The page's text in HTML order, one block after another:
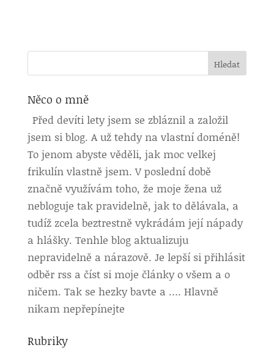
Něco o mně
Před devíti lety jsem se zbláznil a založil
jsem si blog. A už tehdy na vlastní doméně!
To jenom abyste věděli, jak moc velkej
frikulín vlastně jsem. V poslední době
značně využívám toho, že moje žena už
nebloguje tak pravidelně, jak to dělávala, a
tudíž zcela beztrestně vykrádám její nápady
a hlášky. Tenhle blog aktualizuju
nepravidelně a nárazově. Je lepší si přihlásit
odběr rss a číst si moje články o všem a o
ničem. Tak se hezky bavte a …. Hlavně
nikam nepřepínejte
Rubriky